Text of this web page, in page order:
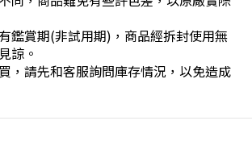
鑑賞期(非試用期)，商品經拆封使用無
諒。
，請先和客服詢問庫存情況，以免造成